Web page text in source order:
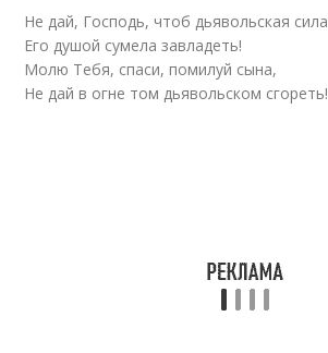
Не дай, Господь, чтоб дьявольская сила
Его душой сумела завладеть!
Молю Тебя, спаси, помилуй сына,
Не дай в огне том дьявольском сгореть!